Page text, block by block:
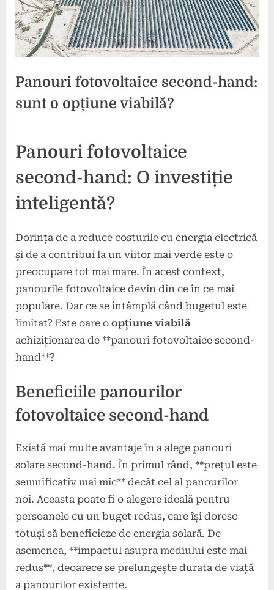
Panouri fotovoltaice second-hand:
sunt o opțiune viabilă?
on
noiembrie
Panouri fotovoltaice
second-hand: O investiție
inteligentă?
Dorința de a reduce costurile cu energia electrică
și de a contribui la un viitor mai verde este o
preocupare tot mai mare. În acest context,
panourile fotovoltaice devin din ce în ce mai
populare. Dar ce se întâmplă când bugetul este
limitat? Este oare o opțiune viabilă
achiziționarea de **panouri fotovoltaice second-
hand**?
Beneficiile panourilor
fotovoltaice second-hand
Există mai multe avantaje în a alege panouri
solare second-hand. În primul rând, **prețul este
semnificativ mai mic** decât cel al panourilor
noi. Aceasta poate fi o alegere ideală pentru
persoanele cu un buget redus, care își doresc
totuși să beneficieze de energia solară. De
asemenea, **impactul asupra mediului este mai
redus**, deoarece se prelungește durata de viață
a panourilor existente.